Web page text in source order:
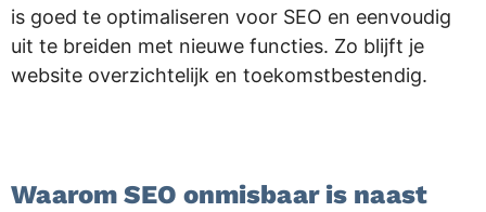
is goed te optimaliseren voor SEO en eenvoudig
uit te breiden met nieuwe functies. Zo blijft je
website overzichtelijk en toekomstbestendig.
Waarom SEO onmisbaar is naast